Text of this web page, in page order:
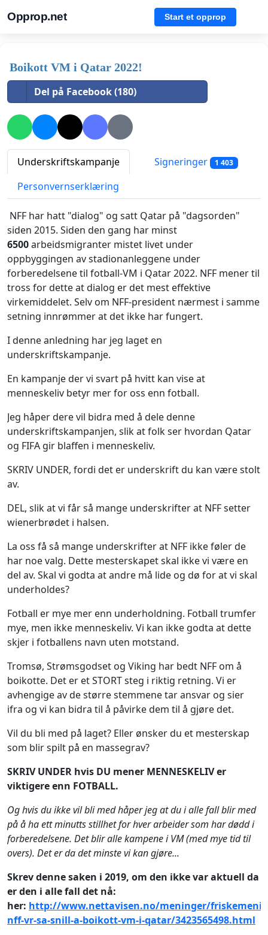
Opprop.net Start et opprop
Boikott VM i Qatar 2022!
Del på Facebook (180)
Underskriftskampanje Signeringer 1 403
Personvernserklæring
NFF har hatt "dialog" og satt Qatar på "dagsorden"
siden 2015. Siden den gang har minst
6500arbeidsmigranter mistet livet under
oppbyggingen av stadionanleggene under
forberedelsene til fotball-VM i Qatar 2022. NFF mener til
tross for dette at dialog er det mest effektive
virkemiddelet. Selv om NFF-president nærmest i samme
setning innrømmer at det ikke har fungert.
I denne anledning har jeg laget en
underskriftskampanje.
En kampanje der vi svart på hvitt kan vise at
menneskeliv betyr mer for oss enn fotball.
Jeg håper dere vil bidra med å dele denne
underskriftskampanjen, slik at folk ser hvordan Qatar
og FIFA gir blaffen i menneskeliv.
SKRIV UNDER, fordi det er underskrift du kan være stolt
av.
DEL, slik at vi får så mange underskrifter at NFF setter
wienerbrødet i halsen.
La oss få så mange underskrifter at NFF ikke føler de
har noe valg. Dette mesterskapet skal ikke vi være en
del av. Skal vi godta at andre må lide og dø for at vi skal
underholdes?
Fotball er mye mer enn underholdning. Fotball trumfer
mye, men ikke menneskeliv. Vi kan ikke godta at dette
skjer i fotballens navn uten motstand.
Tromsø, Strømsgodset og Viking har bedt NFF om å
boikotte. Det er et STORT steg i riktig retning. Vi er
avhengige av de større stemmene tar ansvar og sier
ifra og vi kan bidra til å påvirke dem til å gjøre det.
Vil du bli med på laget? Eller ønsker du et mesterskap
som blir spilt på en massegrav?
SKRIV UNDER hvis DU mener MENNESKELIV er
viktigere enn FOTBALL.
Og hvis du ikke vil bli med håper jeg at du i alle fall blir med
på å ha ett minutts stillhet for hver arbeider som har dødd i
forberedelsene. Det blir alle kampene i VM (med mye tid til
overs). Det er da det minste vi kan gjøre...
Skrev denne saken i 2019, om den ikke var aktuell da
er den i alle fall det nå:
her: http://www.nettavisen.no/meninger/
nff-vr-sa-snill-a-boikott-vm-i-qatar/3423565498.html